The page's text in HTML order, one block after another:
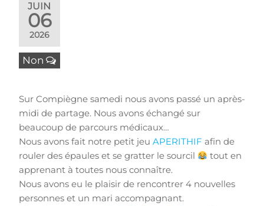
JUIN
06
2026
Non
Sur Compiègne samedi nous avons passé un après-
midi de partage. Nous avons échangé sur
beaucoup de parcours médicaux…
Nous avons fait notre petit jeu APERITHIF afin de
rouler des épaules et se gratter le sourcil
tout en
apprenant à toutes nous connaître.
Nous avons eu le plaisir de rencontrer 4 nouvelles
personnes et un mari accompagnant.